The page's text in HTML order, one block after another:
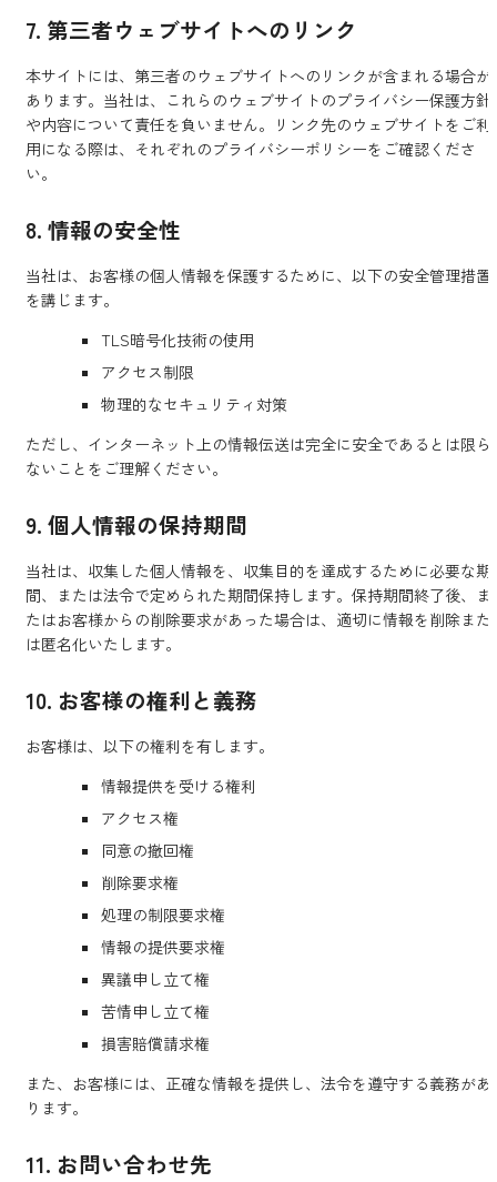
7. 第三者ウェブサイトへのリンク
本サイトには、第三者のウェブサイトへのリンクが含まれる場合が
あります。当社は、これらのウェブサイトのプライバシー保護方針
や内容について責任を負いません。リンク先のウェブサイトをご利
用になる際は、それぞれのプライバシーポリシーをご確認くださ
い。
8. 情報の安全性
当社は、お客様の個人情報を保護するために、以下の安全管理措置
を講じます。
TLS暗号化技術の使用
アクセス制限
物理的なセキュリティ対策
ただし、インターネット上の情報伝送は完全に安全であるとは限ら
ないことをご理解ください。
9. 個人情報の保持期間
当社は、収集した個人情報を、収集目的を達成するために必要な期
間、または法令で定められた期間保持します。保持期間終了後、ま
たはお客様からの削除要求があった場合は、適切に情報を削除また
は匿名化いたします。
10. お客様の権利と義務
お客様は、以下の権利を有します。
情報提供を受ける権利
アクセス権
同意の撤回権
削除要求権
処理の制限要求権
情報の提供要求権
異議申し立て権
苦情申し立て権
損害賠償請求権
また、お客様には、正確な情報を提供し、法令を遵守する義務があ
ります。
11. お問い合わせ先